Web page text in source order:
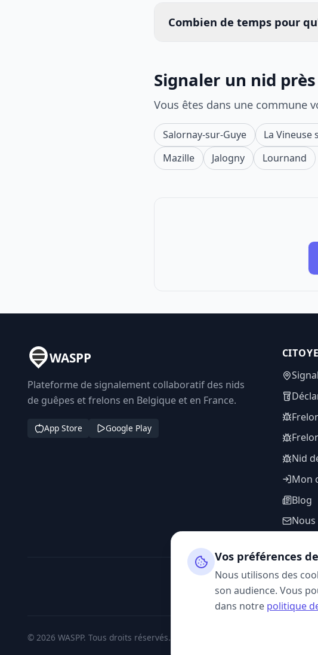
Combien de temps pour
Signaler un nid
Vous êtes dans une commune
Salornay-sur-Guye La Vineuse
Mazille
Jalogny Lournand
WASPP
Plateforme de signalement collaboratif des nids
de guêpes et frelons en Belgique et en France.
App Store Google Play
Nid
Mon
Blog
© 2026 WASPP. Tous droits réservés.
Vos préférences
Nous utilisons des
son audience. Vous
dans notre politique